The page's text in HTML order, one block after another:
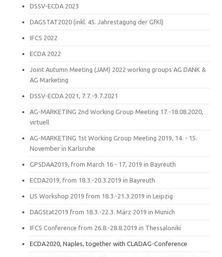
DSSV-ECDA 2023
DAGSTAT2020 (inkl. 45. Jahrestagung der GfKl)
IFCS 2022
ECDA 2022
Joint Autumn Meeting (JAM) 2022 working groups AG DANK &
AG Marketing
DSSV-ECDA 2021, 7.7.-9.7.2021
AG-MARKETING 2nd Working Group Meeting 17.-18.08.2020,
virtuell
AG-MARKETING 1st Working Group Meeting 2019, 14. - 15.
November in Karlsruhe
GPSDAA2019, from March 16 - 17, 2019 in Bayreuth
ECDA2019, from 18.3.-20.3.2019 in Bayreuth
LIS Workshop 2019 from 18.3.-21.3.2019 in Leipzig
DAGStat2019 from 18.3.-22.3. März 2019 in Munich
IFCS Conference from 26.8.-28.8.2019 in Thessaloniki
ECDA2020, Naples, together with CLADAG-Conference